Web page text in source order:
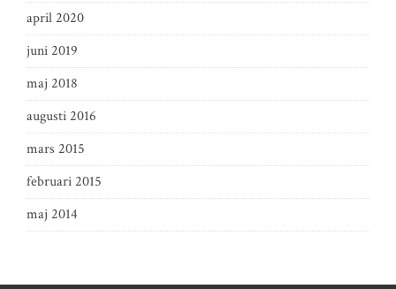
april 2020
juni 2019
maj 2018
augusti 2016
mars 2015
februari 2015
maj 2014